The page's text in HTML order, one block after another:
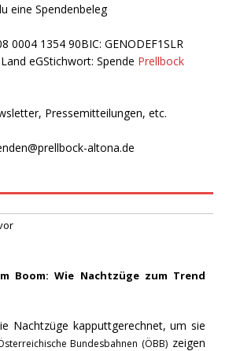
eine Spendenbeleg
0004 1354 90BIC: GENODEF1SLR
eGStichwort: Spende Prellbock
Pressemitteilungen, etc.
altona.de
Boom: Wie Nachtzüge zum Trend
Nachtzüge kapputtgerechnet, um sie
Bundesbahnen (ÖBB) zeigen